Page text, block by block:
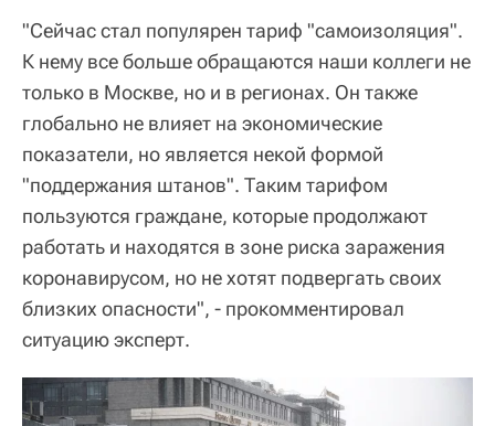
"Сейчас стал популярен тариф "самоизоляция".
К нему все больше обращаются наши коллеги не
только в Москве, но и в регионах. Он также
глобально не влияет на экономические
показатели, но является некой формой
"поддержания штанов". Таким тарифом
пользуются граждане, которые продолжают
работать и находятся в зоне риска заражения
коронавирусом, но не хотят подвергать своих
близких опасности", - прокомментировал
ситуацию эксперт.